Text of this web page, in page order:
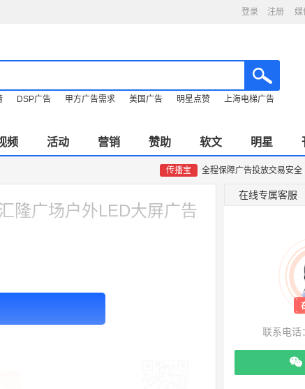
登录 注册 媒
DSP广告 甲方广告需求 美国广告 明星点赞 上海电梯广告
频 活动 营销 赞助 软文 明星
传播宝 全程保障广告投放交易安全
隆广场户外LED大屏广告
在线专属客服
联系电话